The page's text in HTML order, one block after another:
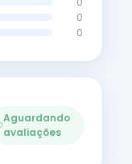
0
0
Aguardando
avaliações